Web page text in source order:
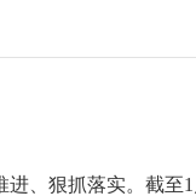
、狠抓落实。截至1